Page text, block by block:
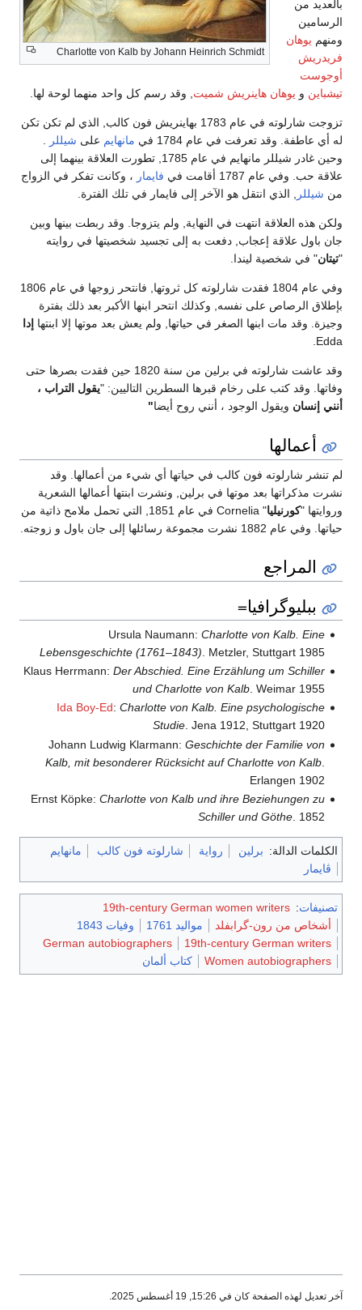
Charlotte von Kalb by Johann Heinrich Schmidt
بالعديد من
الرسامين
ومنهم يوهان
فريدريش
أوجوست
تيشباين و يوهان هاينريش شميت, وقد رسم كل واحد منهما لوحة لها.
تزوجت شارلوته في عام 1783 بهاينريش فون كالب, الذي لم تكن تكن
له أي عاطفة. وقد تعرفت في عام 1784 في
مانهايم على شيللر .
وحين غادر شيللر مانهايم في عام 1785, تطورت العلاقة بينهما إلى
علاقة حب. وفي عام 1787 أقامت في
فايمار ، وكانت تفكر في الزواج
من شيللر , الذي انتقل هو الآخر إلى فايمار في تلك الفترة.
ولكن هذه العلاقة انتهت في النهاية, ولم يتزوجا. وقد ربطت بينها وبين
جان باول علاقة إعجاب, دفعت به إلى تجسيد شخصيتها في روايته
"تيتان" في شخصية ليندا.
وفي عام 1804 فقدت شارلوته كل ثروتها, فانتحر زوجها في عام 1806
بإطلاق الرصاص على نفسه, وكذلك انتحر ابنها الأكبر بعد ذلك بفترة
وجيزة. وقد مات ابنها الصغر في حياتها, ولم يعش بعد موتها إلا ابنتها إدا
Edda.
وقد عاشت شارلوته في برلين من سنة 1820 حين فقدت بصرها حتى
وفاتها. وقد كتب على رخام قبرها السطرين التاليين: "يقول التراب ،
أنني إنسان ويقول الوجود ، أنني روح أيضا"
أعمالها
لم تنشر شارلوته فون كالب في حياتها أي شيء من أعمالها. وقد
نشرت مذكراتها بعد موتها في برلين, ونشرت ابنتها أعمالها الشعرية
وروايتها "كورنيليا
" Cornelia في عام 1851, التي تحمل ملامح ذاتية من
حياتها. وفي عام 1882 نشرت مجموعة رسائلها إلى جان باول و زوجته.
المراجع
ببليوگرافيا=
Ursula Naumann: Charlotte von Kalb. Eine
Lebensgeschichte (1761–1843) . Metzler, Stuttgart 1985
Klaus Herrmann: Der Abschied. Eine Erzählung um Schiller
und Charlotte von Kalb. Weimar 1955
Ida Boy-Ed: Charlotte von Kalb. Eine psychologische
Studie. Jena 1912, Stuttgart 1920
Johann Ludwig Klarmann: Geschichte der Familie von
Kalb, mit besonderer Rücksicht auf Charlotte von Kalb.
Erlangen 1902
Ernst Köpke: Charlotte von Kalb und ihre Beziehungen zu
Schiller und Göthe. 1852
الكلمات الدالة: برلين رواية شارلوته فون كالب
مانهايم
ڤايمار
تصنيفات:
19th-century German women writers
أشخاص من رون-گرابفلد
مواليد 1761
وفيات 1843
19th-century German writers
German autobiographers
Women autobiographers
كتاب ألمان
آخر تعديل لهذه الصفحة كان في 15:26, 19 أغسطس 2025.